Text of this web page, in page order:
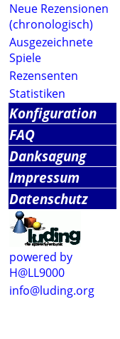
Neue Rezensionen
(chronologisch)
Ausgezeichnete
Spiele
Rezensenten
Statistiken
Konfiguration
FAQ
Danksagung
Impressum
Datenschutz
powered by
H@LL9000
info@luding.org